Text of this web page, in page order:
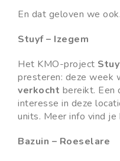
En dat geloven we ook.
Stuyf – Izegem
Het KMO-project
presteren: deze week
verkocht bereikt. Een
interesse in deze
units. Meer info vind je
Bazuin – Roeselare